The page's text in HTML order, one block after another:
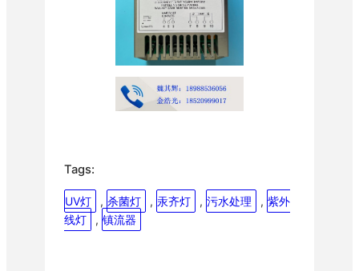
Tags:
UV灯 , 杀菌灯 , 汞齐灯 , 污水处理 , 紫外
线灯
, 镇流器